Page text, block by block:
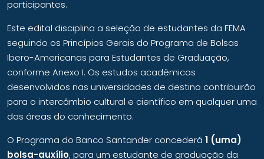
participantes.
Este edital disciplina a seleção de estudantes da FEMA
seguindo os Princípios Gerais do Programa de Bolsas
Ibero-Americanas para Estudantes de Graduação,
conforme Anexo I. Os estudos acadêmicos
desenvolvidos nas universidades de destino contribuirão
para o intercâmbio cultural e científico em qualquer uma
das áreas do conhecimento.
O Programa do Banco Santander concederá 1 (uma)
bolsa-auxílio, para um estudante de graduação da